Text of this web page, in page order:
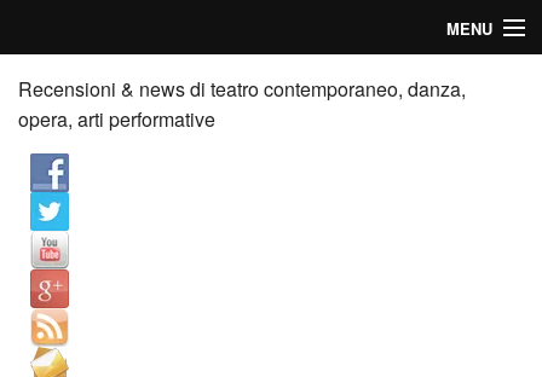
MENU
Home
Recensioni
Anticipazioni
News
Palazzi consiglia
Video
Recensioni & news di teatro contemporaneo, danza,
opera, arti performative